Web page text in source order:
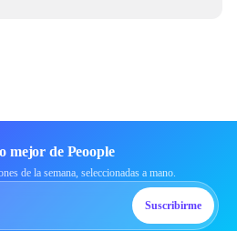
mejor de Peoople
de la semana, seleccionadas a mano.
Suscribirme